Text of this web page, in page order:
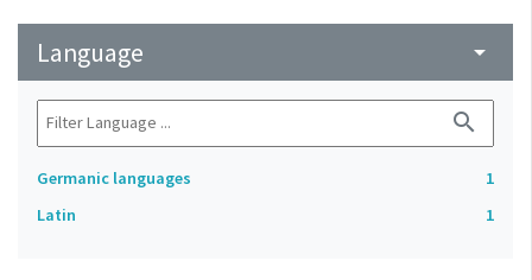
Language arrow_drop_down
search
Germanic languages
1
Latin
1